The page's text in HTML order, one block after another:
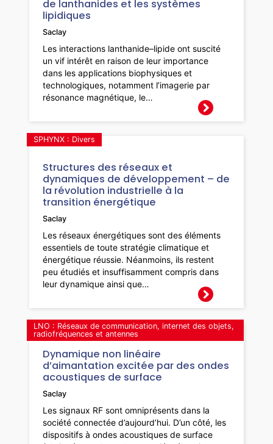
de lanthanides et les systèmes
lipidiques
Saclay
Les interactions lanthanide–lipide ont suscité
un vif intérêt en raison de leur importance
dans les applications biophysiques et
technologiques, notamment l’imagerie par
résonance magnétique, le…
Structures des réseaux et
dynamiques de développement – de
la révolution industrielle à la
transition énergétique
SPHYNX : Divers
Saclay
Les réseaux énergétiques sont des éléments
essentiels de toute stratégie climatique et
énergétique réussie. Néanmoins, ils restent
peu étudiés et insuffisamment compris dans
leur dynamique ainsi que…
Dynamique non linéaire
d’aimantation excitée par des ondes
acoustiques de surface
LNO : Réseaux de communication, internet des objets,
radiofréquences et antennes
Saclay
Les signaux RF sont omniprésents dans la
société connectée d’aujourd’hui. D’un côté, les
dispositifs à ondes acoustiques de surface